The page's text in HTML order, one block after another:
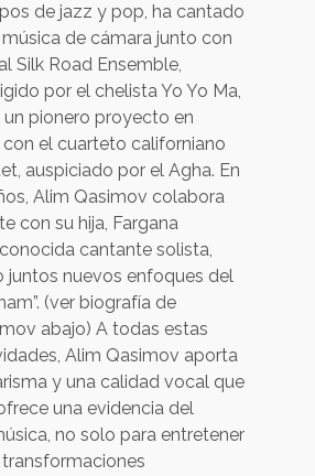
de jazz y pop, ha cantado
de cámara junto con
Silk Road Ensemble,
por el chelista Yo Yo Ma,
pionero proyecto en
el cuarteto californiano
auspiciado por el Agha. En
Alim Qasimov colabora
con su hija, Fargana
cantante solista,
juntos nuevos enfoques del
(ver biografía de
abajo) A todas estas
Alim Qasimov aporta
y una calidad vocal que
una evidencia del
no solo para entretener